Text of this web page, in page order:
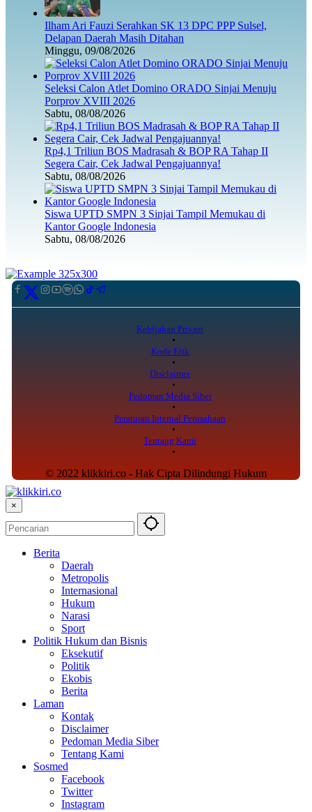
Ilham Ari Fauzi Serahkan SK 13 DPC PPP Sulsel,
Delapan Daerah Masih Ditahan
Minggu, 09/08/2026
Seleksi Calon Atlet Domino ORADO Sinjai Menuju
Porprov XVIII 2026
Sabtu, 08/08/2026
Rp4,1 Triliun BOS Madrasah & BOP RA Tahap II
Segera Cair, Cek Jadwal Pengajuannya!
Sabtu, 08/08/2026
Siswa UPTD SMPN 3 Sinjai Tampil Memukau di
Kantor Google Indonesia
Sabtu, 08/08/2026
Kebijakan Privasi
Kode Etik
Disclaimer
Pedoman Media Siber
Peraturan Internal Perusahaan
Tentang Kami
© 2022 klikkiri.co - Hak Cipta Dilindungi Hukum
×
Berita
Daerah
Metropolis
Internasional
Hukum
Narasi
Sport
Politik Hukum dan Bisnis
Eksekutif
Politik
Ekobis
Berita
Laman
Kontak
Disclaimer
Pedoman Media Siber
Tentang Kami
Sosmed
Facebook
Twitter
Instagram